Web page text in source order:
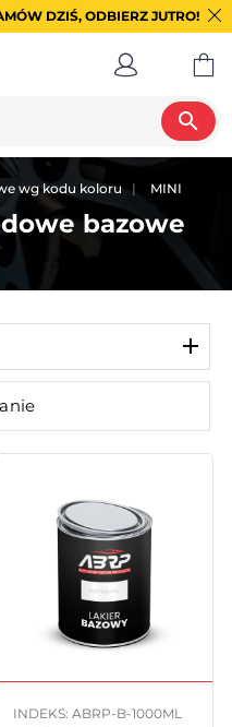
DZIŚ, ODBIERZ JUTRO!
search
wg kodu koloru MINI
bazowe
INDEKS: ABRP-B-1000ML